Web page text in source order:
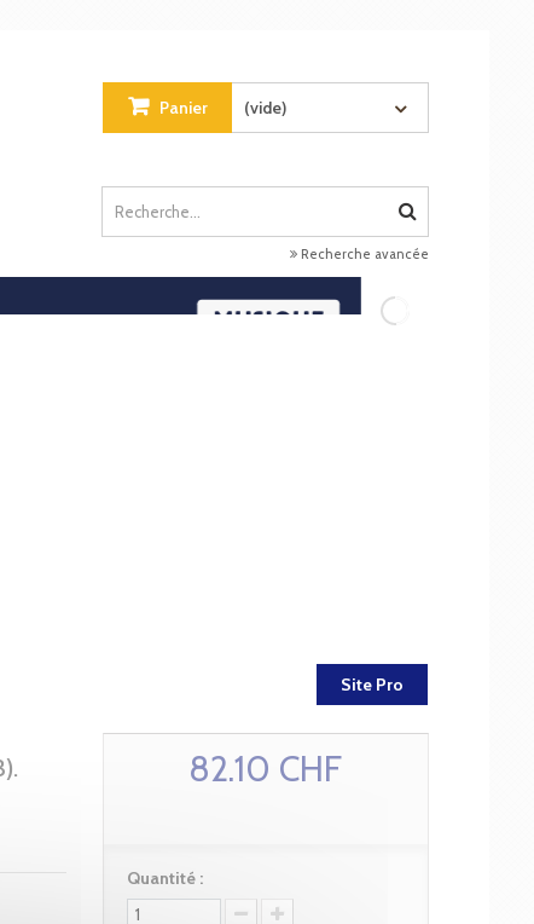
Panier (vide)
Recherche avancée
Site Pro
82.10 CHF
Quantité :